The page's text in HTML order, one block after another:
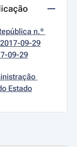
n.º
09-29
09-29
Estado